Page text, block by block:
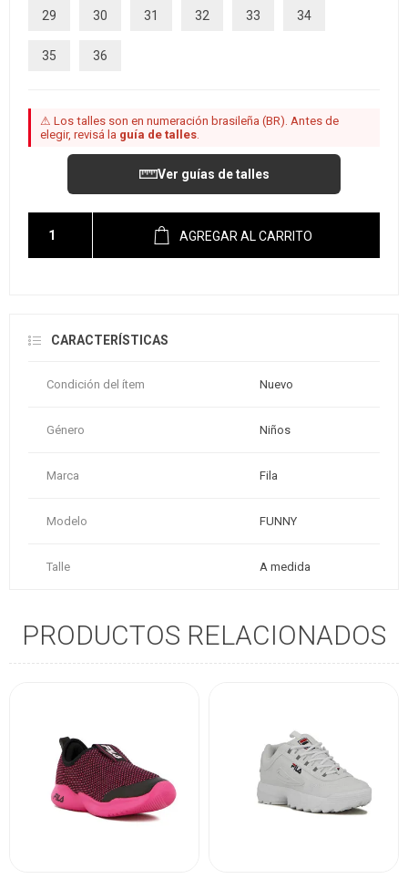
29 30 31 32 33 34
35 36
⚠ Los talles son en numeración brasileña (BR). Antes de
elegir, revisá la guía de talles
Ver guías de talles
AGREGAR AL CARRITO
CARACTERÍSTICAS
Condición del ítem Nuevo
Género Niños
Marca Fila
Modelo FUNNY
Talle A medida
PRODUCTOS RELACIONADOS